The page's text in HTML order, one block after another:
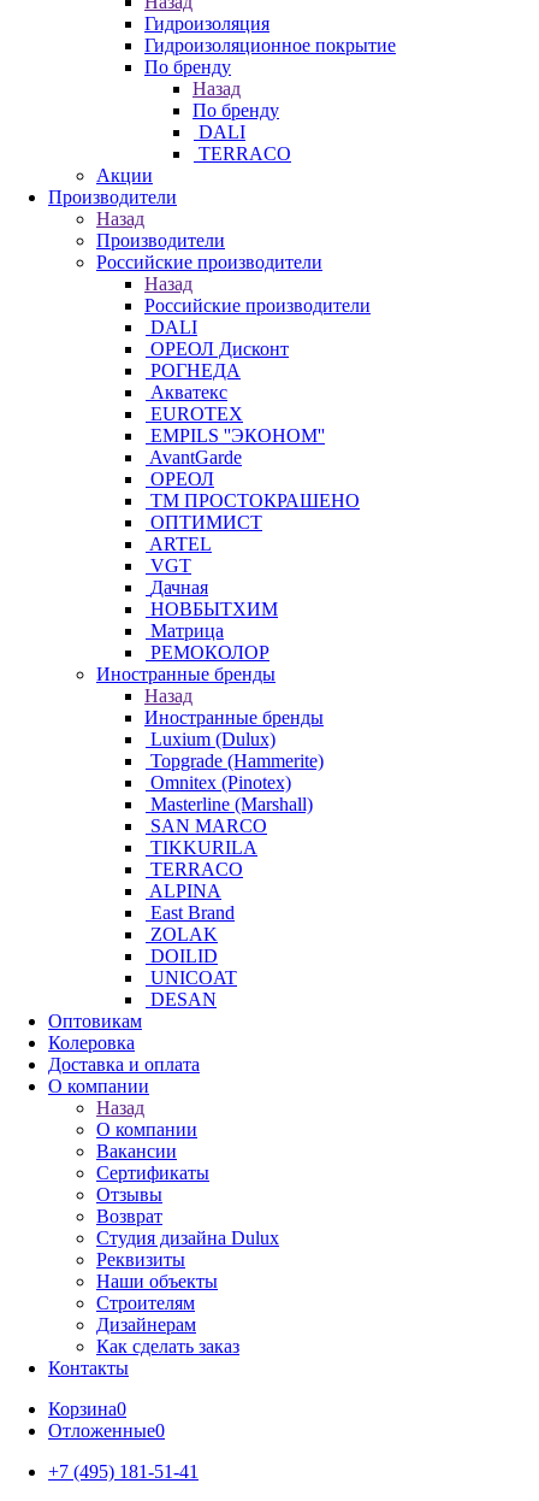
Гидроизоляция
Гидроизоляционное покрытие
По бренду
Назад
По бренду
DALI
TERRACO
Акции
Производители
Назад
Производители
Российские производители
Назад
Российские производители
DALI
ОРЕОЛ Дисконт
РОГНЕДА
Акватекс
EUROTEX
EMPILS ''ЭКОНОМ''
AvantGarde
ОРЕОЛ
ТМ ПРОСТОКРАШЕНО
ОПТИМИСТ
ARTEL
VGT
Дачная
НОВБЫТХИМ
Матрица
РЕМОКОЛОР
Иностранные бренды
Назад
Иностранные бренды
Luxium (Dulux)
Topgrade (Hammerite)
Omnitex (Pinotex)
Masterline (Marshall)
SAN MARCO
TIKKURILA
TERRACO
ALPINA
East Brand
ZOLAK
DOILID
UNICOAT
DESAN
Оптовикам
Колеровка
Доставка и оплата
О компании
Назад
О компании
Вакансии
Сертификаты
Отзывы
Возврат
Студия дизайна Dulux
Реквизиты
Наши объекты
Строителям
Дизайнерам
Как сделать заказ
Контакты
Корзина0
Отложенные0
+7 (495) 181-51-41